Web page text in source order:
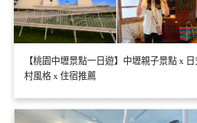
【桃園中壢景點一日遊】中壢親子景點 x
村風格 x 住宿推薦